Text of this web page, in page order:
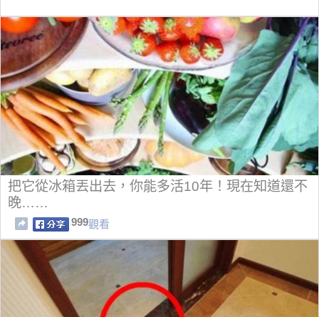
把它從冰箱丟出去，你能多活10年！現在知道還不
晚……
999觀看